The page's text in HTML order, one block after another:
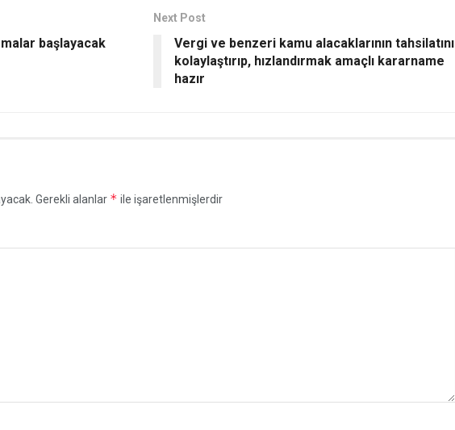
başlayacak
Next Post
Vergi ve benzeri kamu alacaklarının tahsilatını
kolaylaştırıp, hızlandırmak amaçlı kararname
hazır
Gerekli alanlar * ile işaretlenmişlerdir